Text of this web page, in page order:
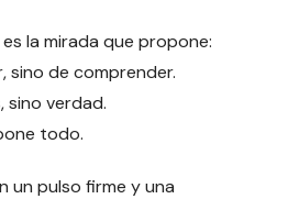
la mirada que propone:
sino de comprender.
sino verdad.
todo.
un pulso firme y una